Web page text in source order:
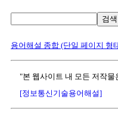
검색
용어해설 종합 (단일 페이지 형
"본 웹사이트 내 모든 저작
[정보통신기술용어해설]